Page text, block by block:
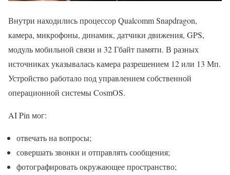
Внутри находились процессор Qualcomm Snapdragon,
камера, микрофоны, динамик, датчики движения, GPS,
модуль мобильной связи и 32 Гбайт памяти. В разных
источниках указывалась камера разрешением 12 или 13 Мп.
Устройство работало под управлением собственной
операционной системы CosmOS.
AI Pin мог:
отвечать на вопросы;
совершать звонки и отправлять сообщения;
фотографировать окружающее пространство;